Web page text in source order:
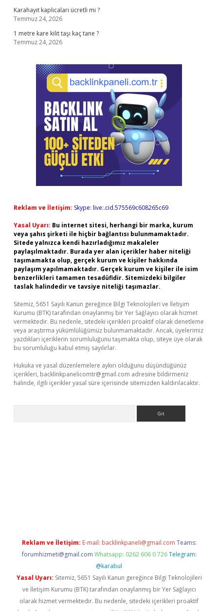
Karahayıt kaplıcaları ücretli mi ?
Temmuz 24, 2026
1 metre kare kilit taşı kaç tane ?
Temmuz 24, 2026
Reklam ve İletişim: Skype: live:.cid.575569c608265c69
Yasal Uyarı: Bu internet sitesi, herhangi bir marka, kurum
veya şahıs şirketi ile hiçbir bağlantısı bulunmamaktadır.
Sitede yalnızca kendi hazırladığımız makaleler
paylaşılmaktadır. Burada yer alan içerikler haber niteliği
taşımamakta olup, gerçek kurum ve kişiler hakkında
paylaşım yapılmamaktadır. Gerçek kurum ve kişiler ile isim
benzerlikleri tamamen tesadüfidir. Sitemizdeki bilgiler
taslak halindedir ve tavsiye niteliği taşımazlar.
Sitemiz, 5651 Sayılı Kanun gereğince Bilgi Teknolojileri ve İletişim
Kurumu (BTK) tarafından onaylanmış bir Yer Sağlayıcı olarak hizmet
vermektedir. Bu nedenle, sitedeki içerikleri proaktif olarak denetleme
veya araştırma yükümlülüğümüz bulunmamaktadır. Ancak, üyelerimiz
yazdıkları içeriklerin sorumluluğunu taşımakta olup, siteye üye olarak
bu sorumluluğu kabul etmiş sayılırlar.
Hukuka ve yasal düzenlemelere aykırı olduğunu düşündüğünüz
içerikleri, backlinkpanelicomtr@gmail.com adresine bildirmeniz
halinde, ilgili içerikler yasal süre içerisinde sitemizden kaldırılacaktır.
Reklam ve İletişim: E-mail: backlinkpaneli@gmail.com Teams:
forumhizmeti@gmail.com Whatsapp: 0262 606 0 726 Telegram:
@karabul
Yasal Uyarı: Sitemiz, 5651 Sayılı Kanun gereğince Bilgi Teknolojileri
ve İletişim Kurumu (BTK) tarafından onaylanmış bir Yer Sağlayıcı
olarak hizmet vermektedir. Bu nedenle, sitedeki içerikleri proaktif